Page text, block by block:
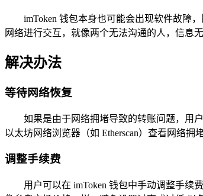
imToken 钱包本身也可能会出现软件故障
网络进行交互，就像两个无法沟通的人，信息
解决办法
等待网络恢复
如果是由于网络拥堵导致的转账问题，用
以太坊网络浏览器（如 Etherscan）查看网络
调整手续费
用户可以在 imToken 钱包中手动调整手